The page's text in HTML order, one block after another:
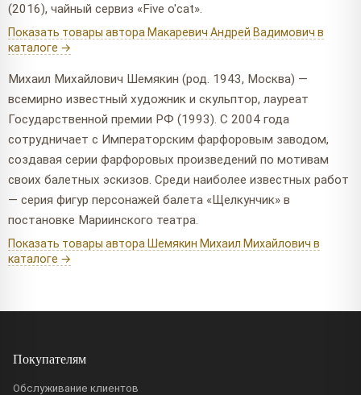
(2016), чайный сервиз «Five o'cat».
Показать товары автора Макаревич Андрей Вадимович в
каталоге →
Михаил Михайлович Шемякин (род. 1943, Москва) —
всемирно известный художник и скульптор, лауреат
Государственной премии РФ (1993). С 2004 года
сотрудничает с Императорским фарфоровым заводом,
создавая серии фарфоровых произведений по мотивам
своих балетных эскизов. Среди наиболее известных работ
— серия фигур персонажей балета «Щелкунчик» в
постановке Мариинского театра.
Показать товары автора Шемякин Михаил Михайлович в
каталоге →
Покупателям
Обслуживание клиентов